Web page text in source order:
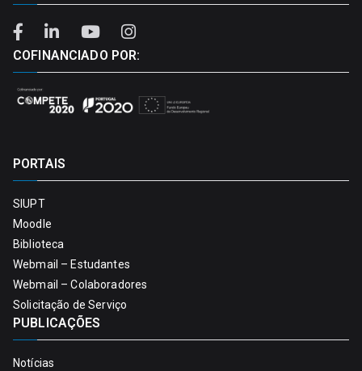
COFINANCIADO POR:
PORTAIS
SIUPT
Moodle
Biblioteca
Webmail – Estudantes
Webmail – Colaboradores
Solicitação de Serviço
PUBLICAÇÕES
Notícias